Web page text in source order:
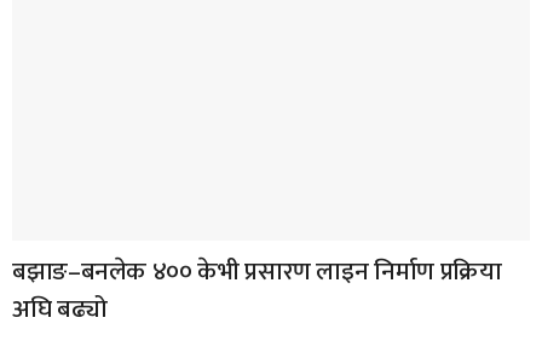
बझाङ–बनलेक ४०० केभी प्रसारण लाइन निर्माण प्रक्रिया
अघि बढ्यो